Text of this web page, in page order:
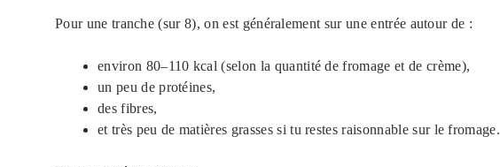
Pour une tranche (sur 8), on est généralement sur une entrée autour de :
environ 80–110 kcal (selon la quantité de fromage et de crème),
un peu de protéines,
des fibres,
et très peu de matières grasses si tu restes raisonnable sur le fromage.